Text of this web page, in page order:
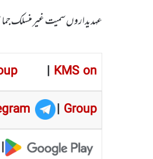
عہدیداروں سمیت غیر منسلک
| KMS on
| Group
|